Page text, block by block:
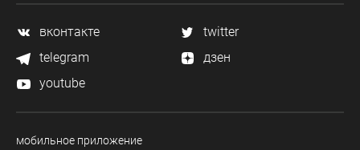
вконтакте
twitter
telegram
дзен
youtube
мобильное приложение